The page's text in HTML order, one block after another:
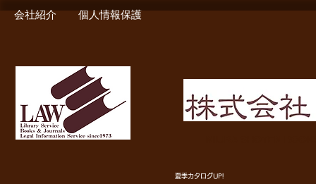
会社紹介 個人情報保護
夏季カタログUP!